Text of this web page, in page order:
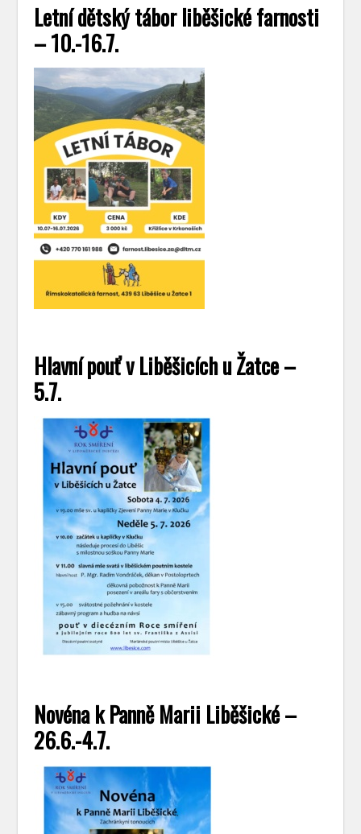
Letní dětský tábor liběšické farnosti
– 10.-16.7.
Hlavní pouť v Liběšicích u Žatce –
5.7.
Novéna k Panně Marii Liběšické –
26.6.-4.7.